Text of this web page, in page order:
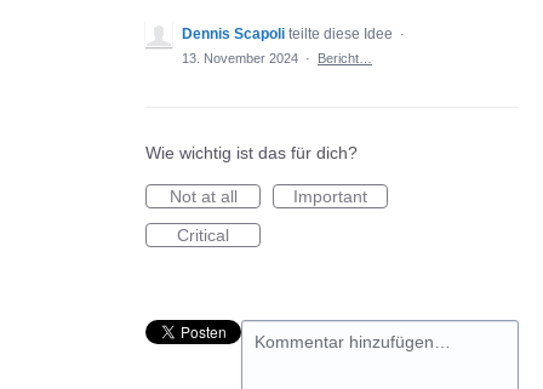
Dennis Scapoli teilte diese Idee
·
13. November 2024 · Bericht…
Wie wichtig ist das für dich?
Not at all
Important
Critical
Kommentar hinzufügen…